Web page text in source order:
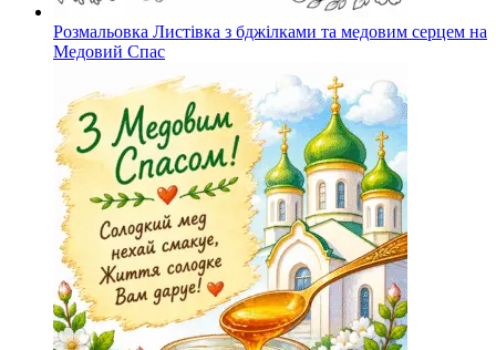
Розмальовка Листівка з бджілками та медовим серцем на
Медовий Спас